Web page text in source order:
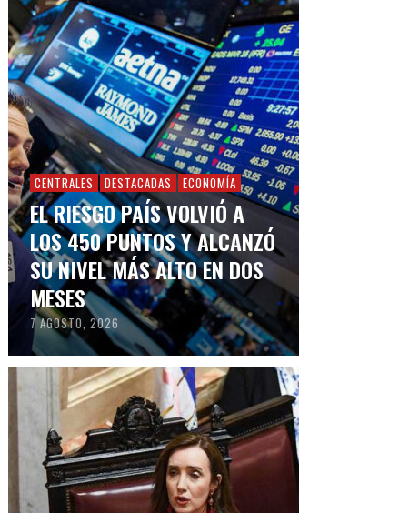
CENTRALES DESTACADAS ECONOMÍA
EL RIESGO PAÍS VOLVIÓ A
LOS 450 PUNTOS Y ALCANZÓ
SU NIVEL MÁS ALTO EN DOS
MESES
7 AGOSTO, 2026